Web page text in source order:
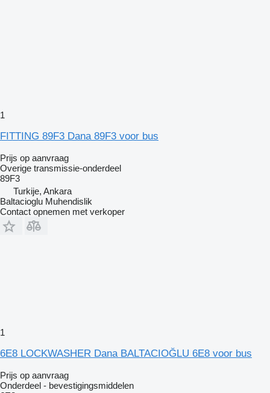
1
FITTING 89F3 Dana 89F3 voor bus
Prijs op aanvraag
Overige transmissie-onderdeel
89F3
Turkije, Ankara
Baltacioglu Muhendislik
Contact opnemen met verkoper
1
6E8 LOCKWASHER Dana BALTACIOĞLU 6E8 voor bus
Prijs op aanvraag
Onderdeel - bevestigingsmiddelen